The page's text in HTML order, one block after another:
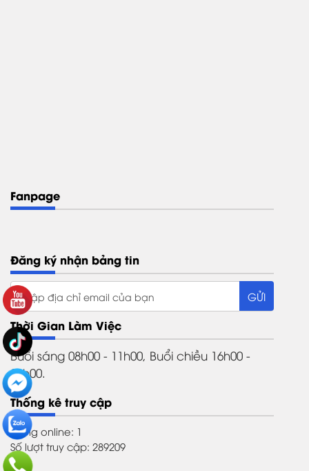
Fanpage
Đăng ký nhận bảng tin
Thời Gian Làm Việc
Buổi sáng 08h00 - 11h00, Buổi chiều 16h00 -
21h00.
Thống kê truy cập
Đang online: 1
Số lượt truy cập: 289209